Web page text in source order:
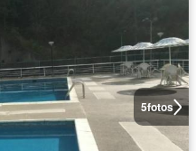
5fotos